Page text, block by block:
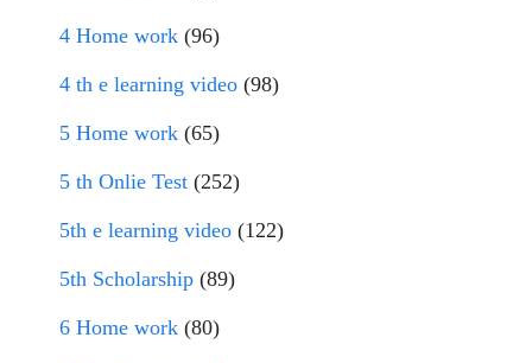
4 Home work (96)
4 th e learning video (98)
5 Home work (65)
5 th Onlie Test (252)
5th e learning video (122)
5th Scholarship (89)
6 Home work (80)